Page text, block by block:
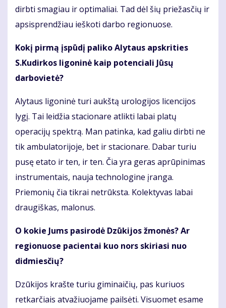
dirbti smagiau ir optimaliai. Tad dėl šių priežasčių ir
apsisprendžiau ieškoti darbo regionuose.
Kokį pirmą įspūdį paliko Alytaus apskrities
S.Kudirkos ligoninė kaip potenciali Jūsų
darbovietė?
Alytaus ligoninė turi aukštą urologijos licencijos
lygį. Tai leidžia stacionare atlikti labai platų
operacijų spektrą. Man patinka, kad galiu dirbti ne
tik ambulatorijoje, bet ir stacionare. Dabar turiu
pusę etato ir ten, ir ten. Čia yra geras aprūpinimas
instrumentais, nauja technologine įranga.
Priemonių čia tikrai netrūksta. Kolektyvas labai
draugiškas, malonus.
O kokie Jums pasirodė Dzūkijos žmonės? Ar
regionuose pacientai kuo nors skiriasi nuo
didmiesčių?
Dzūkijos krašte turiu giminaičių, pas kuriuos
retkarčiais atvažiuojame pailsėti. Visuomet esame